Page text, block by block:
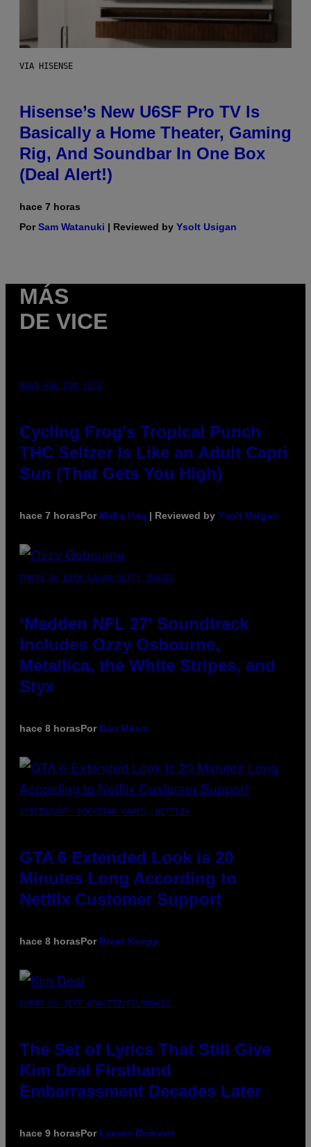
VIA HISENSE
Hisense’s New U6SF Pro TV Is
Basically a Home Theater, Gaming
Rig, And Soundbar In One Box
(Deal Alert!)
hace 7 horas
PorSam Watanuki | Reviewed by Ysolt Usigan
MÁS
DE VICE
MAHA HAQ FOR VICE
Cycling Frog’s Tropical Punch
THC Seltzer Is Like an Adult Capri
Sun (That Gets You High)
hace 7 horasPor Maha Haq | Reviewed by Ysolt Usigan
PHOTO BY NICK LAHAM/GETTY IMAGES
‘Madden NFL 27’ Soundtrack
Includes Ozzy Osbourne,
Metallica, the White Stripes, and
Styx
hace 8 horasPor Dan Milam
SCREENSHOT: ROCKSTAR GAMES, NETFLIX
GTA 6 Extended Look is 20
Minutes Long According to
Netflix Customer Support
hace 8 horasPor Brent Koepp
PHOTO BY JEFF KRAVITZ/FILMMAGIC
The Set of Lyrics That Still Give
Kim Deal Firsthand
Embarrassment Decades Later
hace 9 horasPor Lauren Boisvert